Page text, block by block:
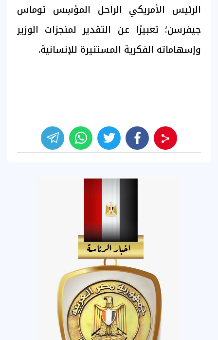
الرئيس الأمريكي الراحل المؤسِس توماس
جيفرسن؛ تعبيرًا عن التقدير لمنجزات الوزير
وإسهاماته الفكرية المستنيرة للإنسانية.